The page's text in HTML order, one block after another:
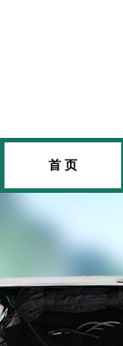
首 页